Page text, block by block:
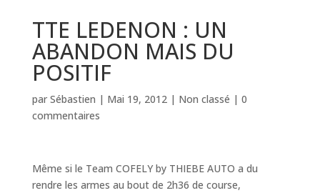
TTE LEDENON : UN
ABANDON MAIS DU
POSITIF
par Sébastien | Mai 19, 2012| Non classé | 0
commentaires
Même si le Team COFELY by THIEBE AUTO a du
rendre les armes au bout de 2h36 de course,